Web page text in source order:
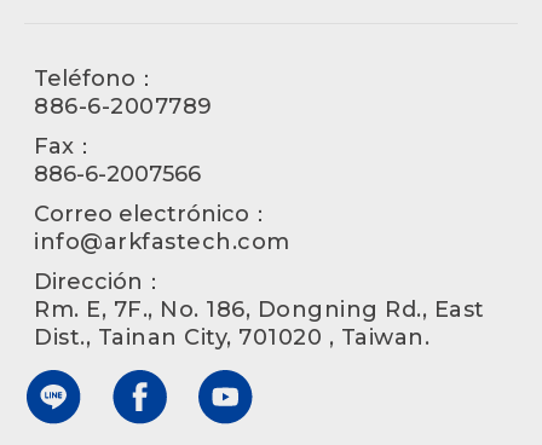
Teléfono：
886-6-2007789
Fax：
886-6-2007566
Correo electrónico：
info@arkfastech.com
Dirección：
Rm. E, 7F., No. 186, Dongning Rd., East
Dist., Tainan City, 701020 , Taiwan.